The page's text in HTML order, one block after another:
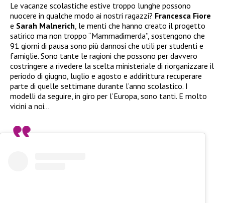
Le vacanze scolastiche estive troppo lunghe possono
nuocere in qualche modo ai nostri ragazzi? Francesca Fiore
e Sarah Malnerich, le menti che hanno creato il progetto
satirico ma non troppo “Mammadimerda”, sostengono che
91 giorni di pausa sono più dannosi che utili per studenti e
famiglie. Sono tante le ragioni che possono per davvero
costringere a rivedere la scelta ministeriale di riorganizzare il
periodo di giugno, luglio e agosto e addirittura recuperare
parte di quelle settimane durante l’anno scolastico. I
modelli da seguire, in giro per l’Europa, sono tanti. E molto
vicini a noi…